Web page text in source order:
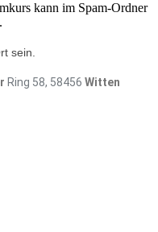
kann im Spam-Ordner
sein.
Ring 58, 58456 Witten